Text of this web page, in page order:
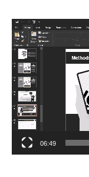
06:49